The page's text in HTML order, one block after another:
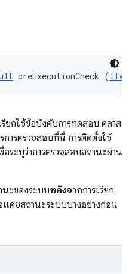
preExecutionCheck (
ยกใช้ข้อบังคับการทดสอบ คลาส
ารตรวจสอบที่นี่ การติดตั้งใช้
อระบุว่าการตรวจสอบสถานะผ่าน
ะของระบบหลังจากการเรียก
คชสถานะระบบบางอย่างก่อน